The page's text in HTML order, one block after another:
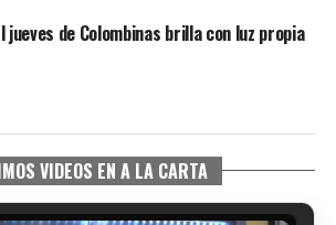
jueves de Colombinas brilla con luz propia
VIDEOS EN A LA CARTA